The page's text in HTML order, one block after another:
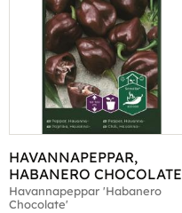
HAVANNAPEPPAR,
HABANERO CHOCOLATE
Havannapeppar 'Habanero
Chocolate'